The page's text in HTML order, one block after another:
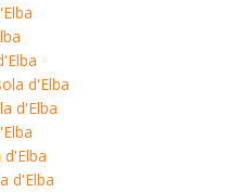
d'Elba
d'Elba
d'Elba